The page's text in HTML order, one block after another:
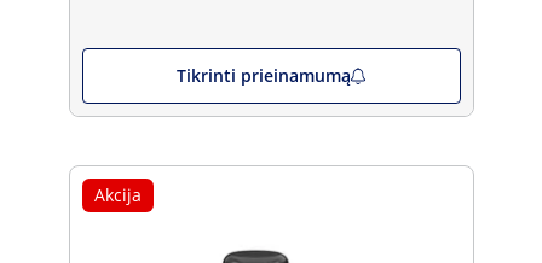
Tikrinti prieinamumą
Akcija